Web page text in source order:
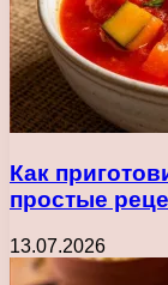
Как
простые
13.07.2026